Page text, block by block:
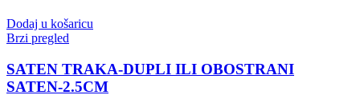
Dodaj u košaricu
Brzi pregled
SATEN TRAKA-DUPLI ILI OBOSTRANI
SATEN-2.5CM